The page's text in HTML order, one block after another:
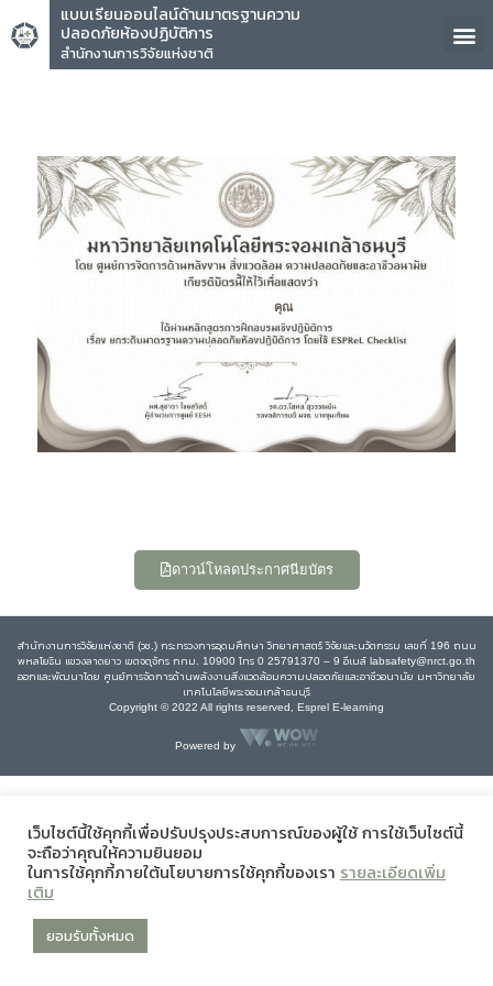
แบบเรียนออนไลน์ด้านมาตรฐานความ
ปลอดภัยห้องปฏิบัติการ
สำนักงานการวิจัยแห่งชาติ
คุณ
ดาวน์โหลดประกาศนียบัตร
สำนักงานการวิจัยแห่งชาติ (วช.) กระทรวงการอุดมศึกษา วิทยาศาสตร์ วิจัยและนวัตกรรม เลขที่ 196 ถนน
พหลโยธิน แขวงลาดยาว เขตจตุจักร กทม. 10900 โทร 0 25791370 – 9 อีเมล์ labsafety@nrct.go.th
ออกและพัฒนาโดย ศูนย์การจัดการด้านพลังงานสิ่งแวดล้อมความปลอดภัยและอาชีวอนามัย มหาวิทยาลัย
เทคโนโลยีพระจอมเกล้าธนบุรี
Copyright © 2022 All rights reserved, Esprel E-learning
Powered by
เว็บไซต์นี้ใช้คุกกี้เพื่อปรับปรุงประสบการณ์ของผู้ใช้ การใช้เว็บไซต์นี้
จะถือว่าคุณให้ความยินยอม
ในการใช้คุกกี้ภายใต้นโยบายการใช้คุกกี้ของเรา รายละเอียดเพิ่ม
เติม
ยอมรับทั้งหมด